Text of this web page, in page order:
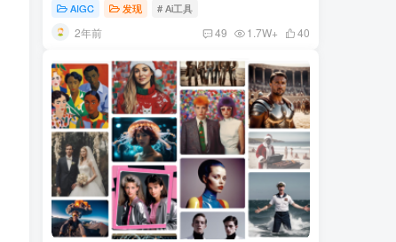
AIGC 发现 # Ai工具
2年前 49 1.7W+ 40